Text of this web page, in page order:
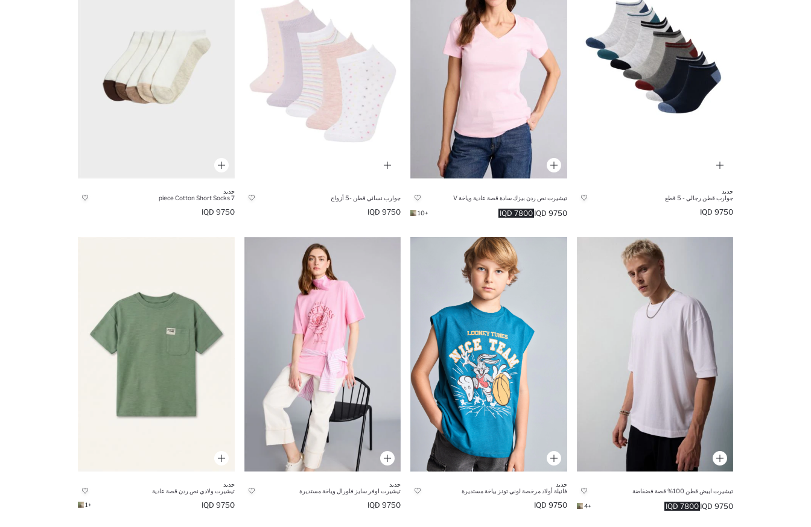
جديد
جوارب قطن رجالي - 5 قطع
9750 IQD
تيشيرت نص ردن بيزك سادة قصة عادية وياخة V
7800 IQD 9750 IQD
+10
جوارب نسائي قطن -5 أزواج
9750 IQD
جديد
7 piece Cotton Short Socks
9750 IQD
تيشيرت ابيض قطن 100% قصة فضفاضة
7800 IQD 9750 IQD
+4
جديد
فانيلة أولاد مرخصة لوني تونز بياخة مستديرة
9750 IQD
جديد
تيشيرت اوفر سايز فلورال وياخة مستديرة
9750 IQD
جديد
تيشيرت ولادي نص ردن قصة عادية
9750 IQD
+1